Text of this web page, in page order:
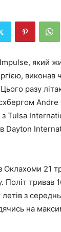
який
виконав
разу
Andre
з Tulsa
Dayton
Оклахоми 21
Політ тривав
з
на